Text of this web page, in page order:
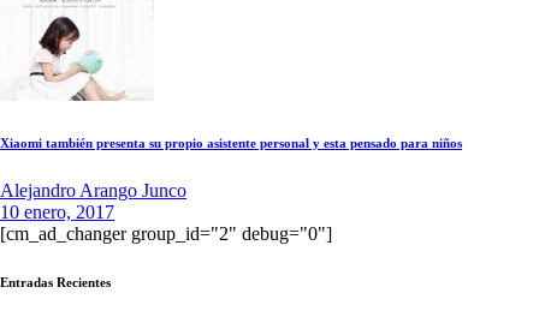
Xiaomi también presenta su propio asistente personal y esta pensado para niños
Alejandro Arango Junco
10 enero, 2017
[cm_ad_changer group_id="2" debug="0"]
Entradas Recientes